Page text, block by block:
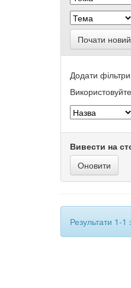
Почати
Додати
Вивести на
Результати 1-